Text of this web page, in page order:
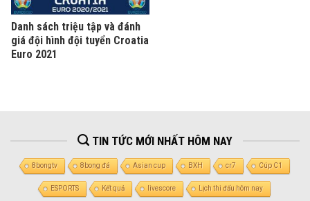
Danh sách triệu tập và đánh
giá đội hình đội tuyển Croatia
Euro 2021
TIN TỨC MỚI NHẤT HÔM NAY
8bongtv 8bong đá Asian cup BXH cr7 Cúp C1
ESPORTS Kết quả livescore Lịch thi đấu hôm nay